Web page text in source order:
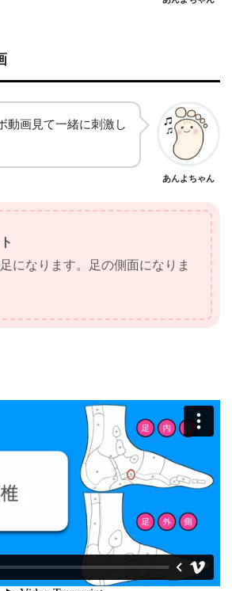
動画見て一緒に刺激し
あんよちゃん
になります。足の側面になりま